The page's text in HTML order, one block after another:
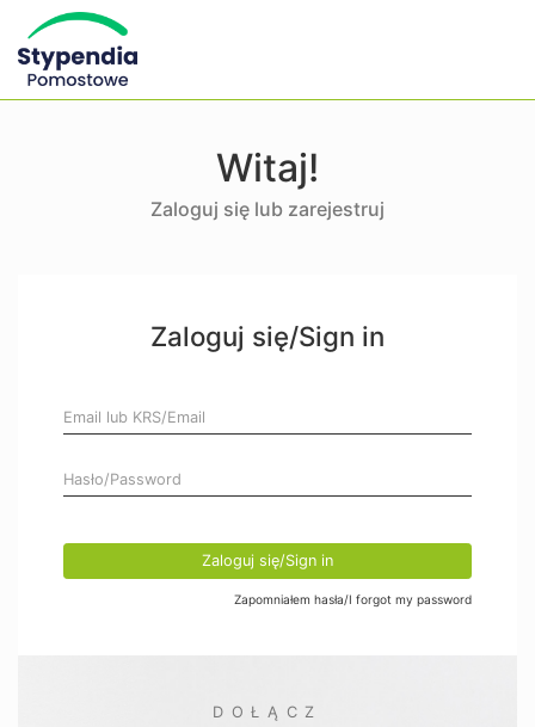
Witaj!
Zaloguj się lub zarejestruj
Zaloguj się/Sign in
Email lub KRS/Email
Hasło/Password
Zaloguj się/Sign in
Zapomniałem hasła/I forgot my password
DOŁĄCZ